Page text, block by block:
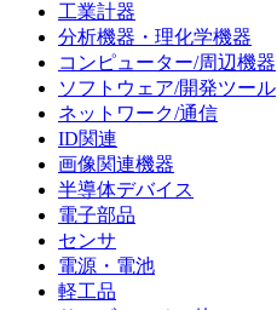
工業計器
分析機器・理化学機器
コンピューター/周辺機器
ソフトウェア/開発ツール
ネットワーク/通信
ID関連
画像関連機器
半導体デバイス
電子部品
センサ
電源・電池
軽工品